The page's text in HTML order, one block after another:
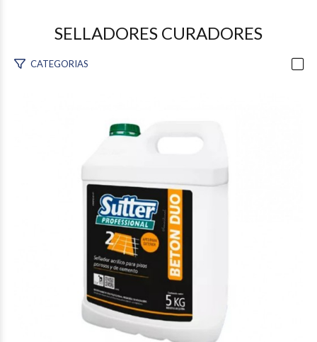
SELLADORES CURADORES
CATEGORIAS